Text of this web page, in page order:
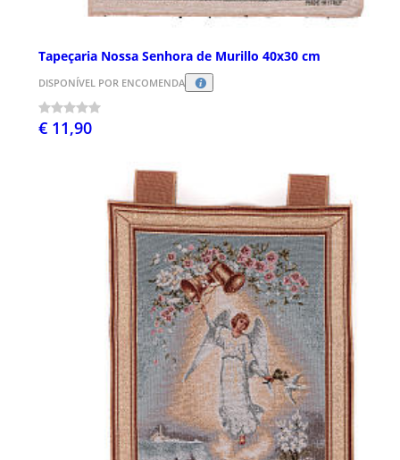
Tapeçaria Nossa Senhora de Murillo 40x30 cm
DISPONÍVEL POR ENCOMENDA
€ 11,90